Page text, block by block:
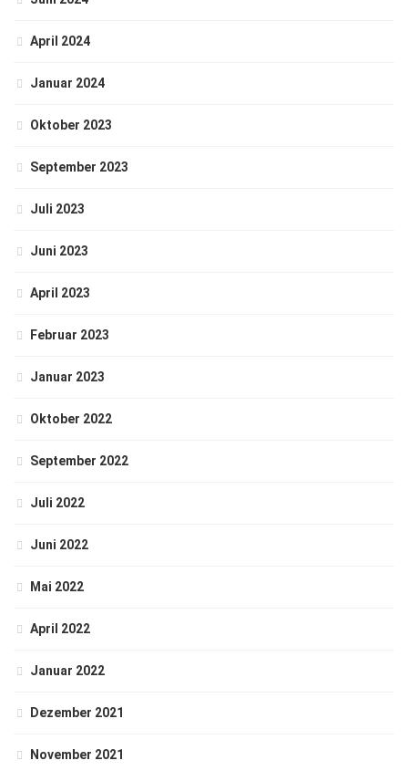
April 2024
Januar 2024
Oktober 2023
September 2023
Juli 2023
Juni 2023
April 2023
Februar 2023
Januar 2023
Oktober 2022
September 2022
Juli 2022
Juni 2022
Mai 2022
April 2022
Januar 2022
Dezember 2021
November 2021